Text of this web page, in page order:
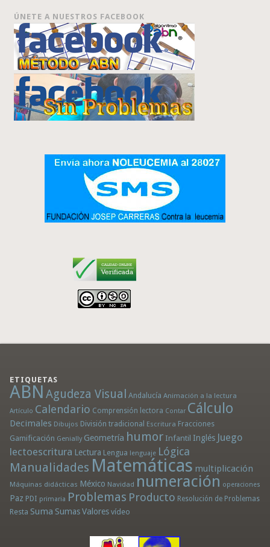
ÚNETE A NUESTROS FACEBOOK
ETIQUETAS
ABN Agudeza Visual Andalucía Animación a la lectura
Artículo Calendario Comprensión lectora Contar Cálculo
Decimales Dibujos División tradicional Escritura Fracciones
Gamificación Genially Geometría humor Infantil Inglés Juego
lectoescritura Lectura Lengua lenguaje Lógica
Manualidades Matemáticas multiplicación
Máquinas didácticas México Navidad numeración operaciones
Paz PDI primaria Problemas Producto Resolución de Problemas
Resta Suma Sumas Valores vídeo